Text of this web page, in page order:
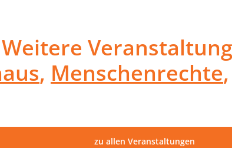
Weitere
, Menschenrechte,
zu allen Veranstaltungen